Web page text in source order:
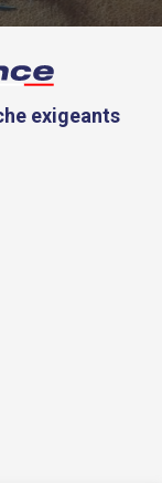
exigeants